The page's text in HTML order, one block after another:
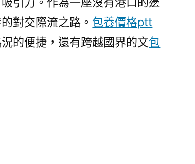
對交際流之路。 包養價格ptt
的便捷，還有跨越國界的文包